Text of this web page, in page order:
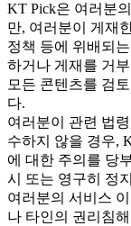
KT Pick은 여러분
만, 여러분이 게재
정책 등에 위배되
하거나 게재를 거
모든 콘텐츠를 검
다.
여러분이 관련 법
수하지 않을 경우,
에 대한 주의를 당
시 또는 영구히 정
여러분의 서비스
나 타인의 권리침